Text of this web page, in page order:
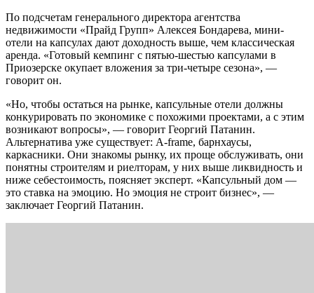
По подсчетам генерального директора агентства
недвижимости «Прайд Групп» Алексея Бондарева, мини-
отели на капсулах дают доходность выше, чем классическая
аренда. «Готовый кемпинг с пятью-шестью капсулами в
Приозерске окупает вложения за три-четыре сезона», —
говорит он.
«Но, чтобы остаться на рынке, капсульные отели должны
конкурировать по экономике с похожими проектами, а с этим
возникают вопросы», — говорит Георгий Патанин.
Альтернатива уже существует: A-frame, барнхаусы,
каркасники. Они знакомы рынку, их проще обслуживать, они
понятны строителям и риелторам, у них выше ликвидность и
ниже себестоимость, поясняет эксперт. «Капсульный дом —
это ставка на эмоцию. Но эмоция не строит бизнес», —
заключает Георгий Патанин.